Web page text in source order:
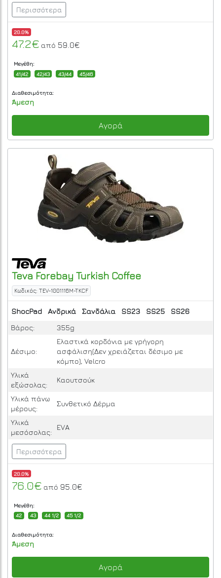
Περισσότερα
20.0%
47.2€ από 59.0€
Μεγέθη:
41/42
42/43 43/44 45/46
Διαθεσιμότητα:
Άμεση
Αγορά
Teva Forebay Turkish Coffee
Κωδικός: TEV-1001116M-TKCF
ShocPad Ανδρικά Σανδάλια SS23 SS25
SS26
Βάρος:
355g
Δέσιμο:
Ελαστικά κορδόνια με γρήγορη
ασφάλιση(Δεν χρειάζεται δέσιμο με
κόμπο), Velcro
Υλικά
εξώσολας:
Καουτσούκ
Υλικά πάνω
μέρους:
Συνθετικό Δέρμα
Υλικά
μεσόσολας:
EVA
Περισσότερα
20.0%
76.0€ από 95.0€
Μεγέθη:
42
43 44 1/2 45 1/2
Διαθεσιμότητα:
Άμεση
Αγορά